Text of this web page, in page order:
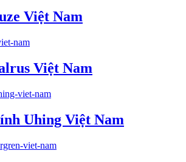
Việt Nam
Việt Nam
Uhing Việt Nam